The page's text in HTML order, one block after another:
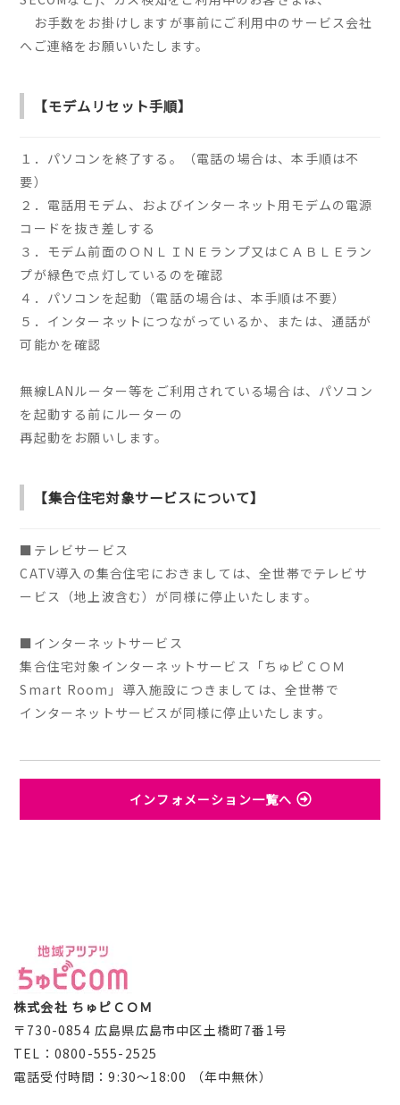
お手数をお掛けしますが事前にご利用中のサービス会社
へご連絡をお願いいたします。
【モデムリセット手順】
１．パソコンを終了する。（電話の場合は、本手順は不
要）
２．電話用モデム、およびインターネット用モデムの電源
コードを抜き差しする
３．モデム前面のＯＮＬＩＮＥランプ又はＣＡＢＬＥラン
プが緑色で点灯しているのを確認
４．パソコンを起動（電話の場合は、本手順は不要）
５．インターネットにつながっているか、または、通話が
可能かを確認
無線LANルーター等をご利用されている場合は、パソコン
を起動する前にルーターの
再起動をお願いします。
【集合住宅対象サービスについて】
■テレビサービス
CATV導入の集合住宅におきましては、全世帯でテレビサ
ービス（地上波含む）が同様に停止いたします。
■インターネットサービス
集合住宅対象インターネットサービス「ちゅピＣＯＭ
Smart Room」導入施設につきましては、全世帯で
インターネットサービスが同様に停止いたします。
インフォメーション一覧へ
株式会社 ちゅピＣＯＭ
〒730-0854 広島県広島市中区土橋町7番1号
TEL：0800-555-2525
電話受付時間：9:30～18:00 （年中無休）